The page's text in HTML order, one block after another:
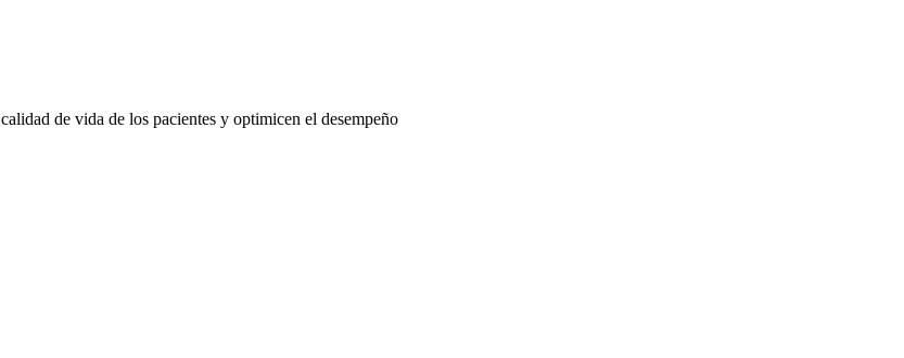
de vida de los pacientes y optimicen el desempeño